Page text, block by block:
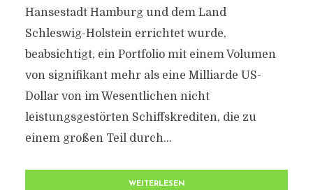
Hansestadt Hamburg und dem Land
Schleswig-Holstein errichtet wurde,
beabsichtigt, ein Portfolio mit einem Volumen
von signifikant mehr als eine Milliarde US-
Dollar von im Wesentlichen nicht
leistungsgestörten Schiffskrediten, die zu
einem großen Teil durch...
WEITERLESEN